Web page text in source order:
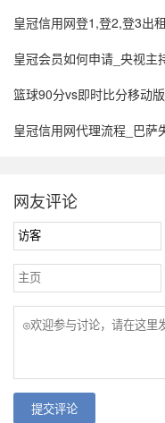
皇冠信用网登1,登2,登3出租_美军特种作战部队
皇冠会员如何申请_央视主持人敬一丹被曝突发
篮球90分vs即时比分移动版_降温倒计时！8
皇冠信用网代理流程_巴萨失意，皇马喜获四
网友评论
提交评论